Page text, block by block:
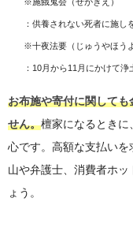
：供養されない死者に施し
※十夜法要（じゅうやほう
：10月から11月にかけて
お布施や寄付に関して
せん。檀家になるときに
心です。高額な支払い
山や弁護士、消費者ホ
ょう。